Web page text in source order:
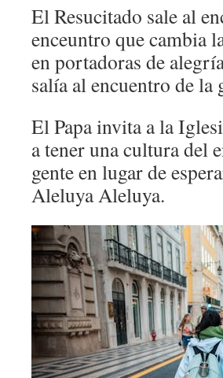
El Resucitado sale al
enceuntro que cambia
en portadoras de
salía al encuentro de la
El Papa invita a la
a tener una cultura del
gente en lugar de
Aleluya Aleluya.